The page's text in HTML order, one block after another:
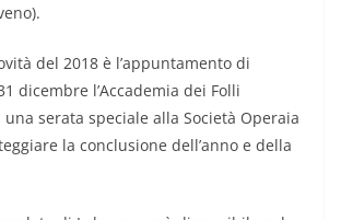
del 2018 è l’appuntamento di
dicembre l’Accademia dei Folli
serata speciale alla Società Operaia
la conclusione dell’anno e della